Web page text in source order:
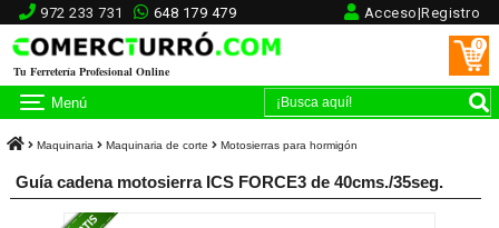
972 233 731 648 179 479 Acceso|Registro
Tu Ferretería Profesional Online
0
Menú
Maquinaria Maquinaria de corte Motosierras para hormigón
Guía cadena motosierra ICS FORCE3 de 40cms./35seg.